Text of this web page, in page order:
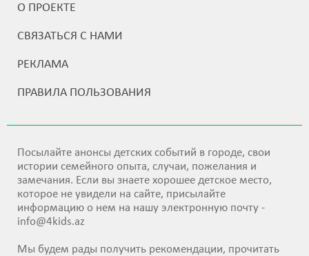
О ПРОЕКТЕ
СВЯЗАТЬСЯ С НАМИ
РЕКЛАМА
ПРАВИЛА ПОЛЬЗОВАНИЯ
Посылайте анонсы детских событий в городе, свои
истории семейного опыта, случаи, пожелания и
замечания. Если вы знаете хорошее детское место,
которое не увидели на сайте, присылайте
информацию о нем на нашу электронную почту -
info@4kids.az
Мы будем рады получить рекомендации, прочитать